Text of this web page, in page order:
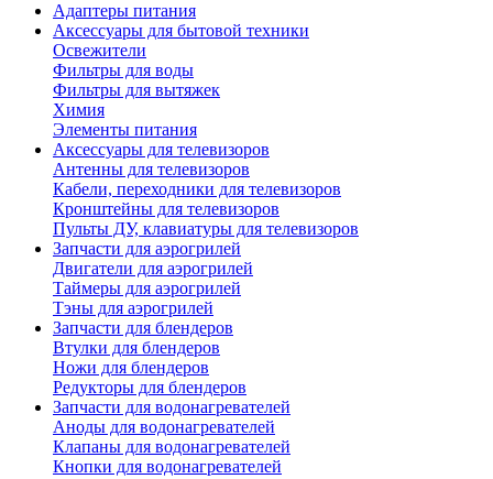
Адаптеры питания
Аксессуары для бытовой техники
Освежители
Фильтры для воды
Фильтры для вытяжек
Химия
Элементы питания
Аксессуары для телевизоров
Антенны для телевизоров
Кабели, переходники для телевизоров
Кронштейны для телевизоров
Пульты ДУ, клавиатуры для телевизоров
Запчасти для аэрогрилей
Двигатели для аэрогрилей
Таймеры для аэрогрилей
Тэны для аэрогрилей
Запчасти для блендеров
Втулки для блендеров
Ножи для блендеров
Редукторы для блендеров
Запчасти для водонагревателей
Аноды для водонагревателей
Клапаны для водонагревателей
Кнопки для водонагревателей